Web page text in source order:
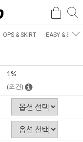
검
OPS & SKIRT EASY & SET
1%
(조건)